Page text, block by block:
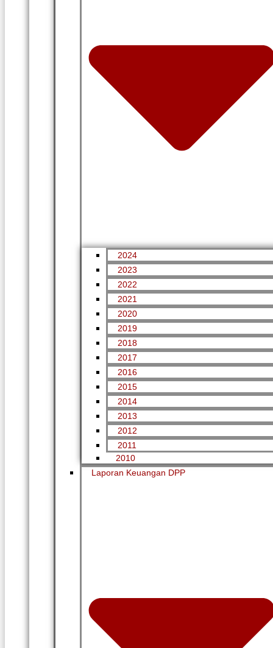
2024
2023
2022
2021
2020
2019
2018
2017
2016
2015
2014
2013
2012
2011
2010
Laporan Keuangan DPP